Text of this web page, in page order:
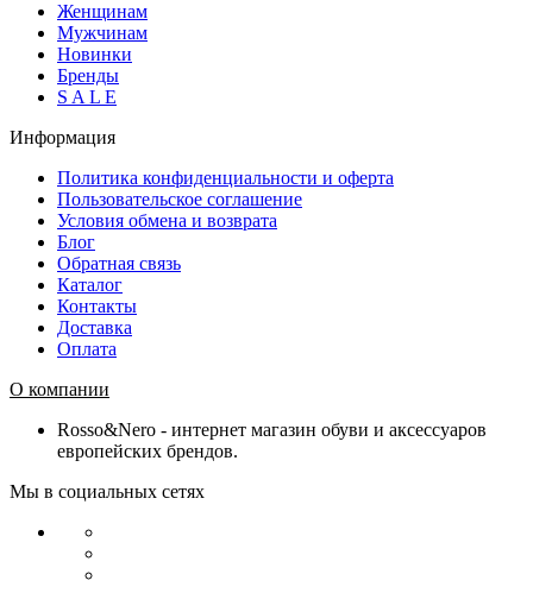
Женщинам
Мужчинам
Новинки
Бренды
S A L E
Информация
Политика конфиденциальности и оферта
Пользовательское соглашение
Условия обмена и возврата
Блог
Обратная связь
Каталог
Контакты
Доставка
Оплата
О компании
Rosso&Nero - интернет магазин обуви и аксессуаров
европейских брендов.
Мы в социальных сетях